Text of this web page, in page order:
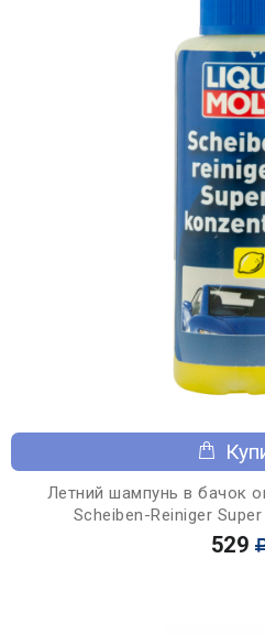
Летний шампунь в бачок
Scheiben-Reiniger
529